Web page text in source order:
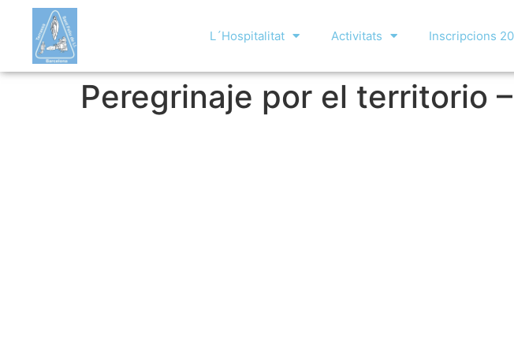
L´Hospitalitat Activitats Inscripcions
Peregrinaje por el territorio